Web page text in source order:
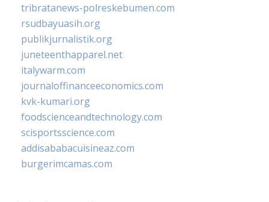
tribratanews-polreskebumen.com
rsudbayuasih.org
publikjurnalistik.org
juneteenthapparel.net
italywarm.com
journaloffinanceeconomics.com
kvk-kumari.org
foodscienceandtechnology.com
scisportsscience.com
addisababacuisineaz.com
burgerimcamas.com